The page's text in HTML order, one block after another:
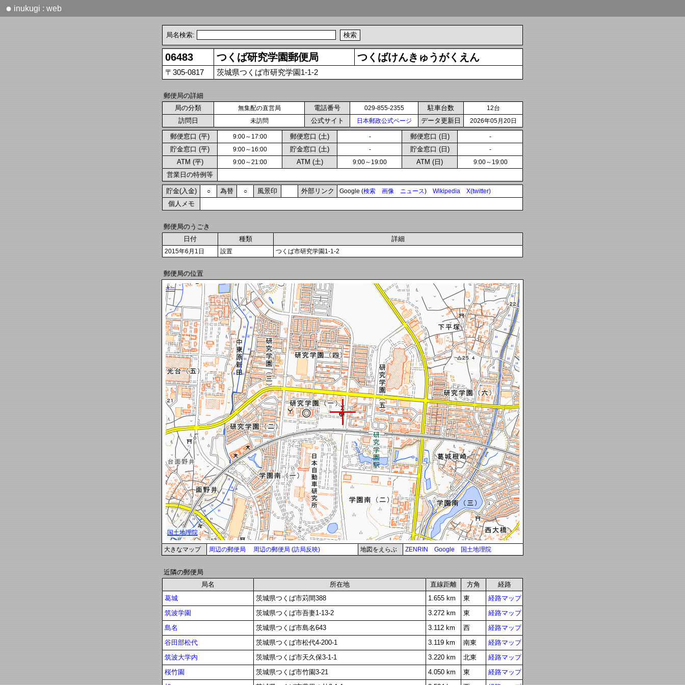
● inukugi : web
局名検索:
06483 つくば研究学園郵便局 つくばけんきゅうがくえん
〒305-0817 茨城県つくば市研究学園1-1-2
郵便局の詳細
局の分類
無集配の直営局 電話番号 029-855-2355 駐車台数 12台
訪問日 未訪問 公式サイト 日本郵政公式ページ データ更新日 2026年05月20日
郵便窓口 (平) 9:00～17:00 郵便窓口 (土) - 郵便窓口 (日) -
貯金窓口 (平) 9:00～16:00 貯金窓口 (土) - 貯金窓口 (日) -
ATM (平) 9:00～21:00 ATM (土) 9:00～19:00 ATM (日) 9:00～19:00
営業日の特例等
貯金(入金) ○ 為替 ○ 風景印 外部リンク Google (検索 画像 ニュース) Wikipedia X(twitter)
個人メモ
郵便局のうごき
日付
種類 詳細
2015年6月1日 設置 つくば市研究学園1-1-2
郵便局の位置
大きなマップ 周辺の郵便局 周辺の郵便局 (訪局反映) 地図をえらぶ ZENRIN Google 国土地理院
近隣の郵便局
局名
所在地 直線距離 方角
経路
葛城
茨城県つくば市苅間388 1.655 km 東
経路マップ
筑波学園
茨城県つくば市吾妻1-13-2 3.272 km 東
経路マップ
島名
茨城県つくば市島名643 3.112 km 西
経路マップ
谷田部松代
茨城県つくば市松代4-200-1 3.119 km 南東
経路マップ
筑波大学内
茨城県つくば市天久保3-1-1 3.220 km 北東
経路マップ
桜竹園
茨城県つくば市竹園3-21 4.050 km 東
経路マップ